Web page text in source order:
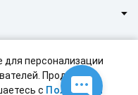
для персонализации
Продолжая
с Политикой